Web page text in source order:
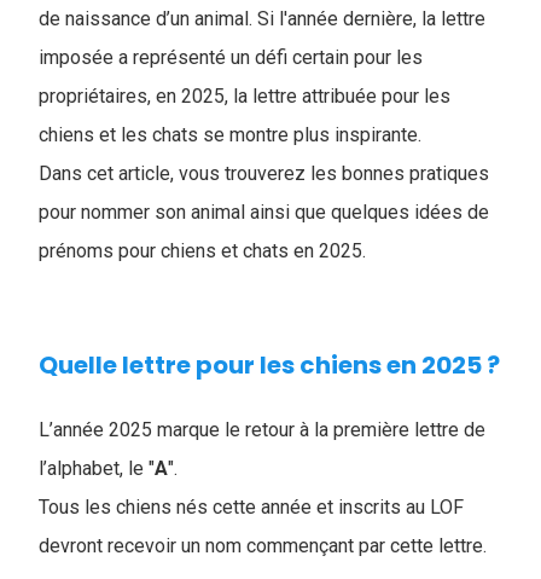
de naissance d’un animal. Si l'année dernière, la lettre
imposée a représenté un défi certain pour les
propriétaires, en 2025, la lettre attribuée pour les
chiens et les chats se montre plus inspirante.
Dans cet article, vous trouverez les bonnes pratiques
pour nommer son animal ainsi que quelques idées de
prénoms pour chiens et chats en 2025.
Quelle lettre pour les chiens en 2025 ?
L’année 2025 marque le retour à la première lettre de
l’alphabet, le "A".
Tous les chiens nés cette année et inscrits au LOF
devront recevoir un nom commençant par cette lettre.